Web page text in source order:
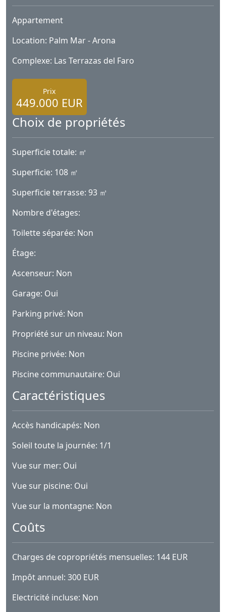
Appartement
Location: Palm Mar - Arona
Complexe: Las Terrazas del Faro
Prix
449.000 EUR
Choix de propriétés
Superficie totale: ㎡
Superficie: 108 ㎡
Superficie terrasse: 93 ㎡
Nombre d'étages:
Toilette séparée: Non
Étage:
Ascenseur: Non
Garage: Oui
Parking privé: Non
Propriété sur un niveau: Non
Piscine privée: Non
Piscine communautaire: Oui
Caractéristiques
Accès handicapés: Non
Soleil toute la journée: 1/1
Vue sur mer: Oui
Vue sur piscine: Oui
Vue sur la montagne: Non
Coûts
Charges de copropriétés mensuelles: 144 EUR
Impôt annuel: 300 EUR
Electricité incluse: Non